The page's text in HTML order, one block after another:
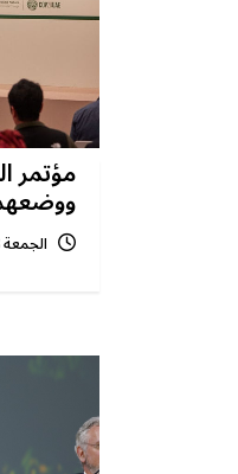
مؤتمر
الجمعة 08 ديسمبر 2023